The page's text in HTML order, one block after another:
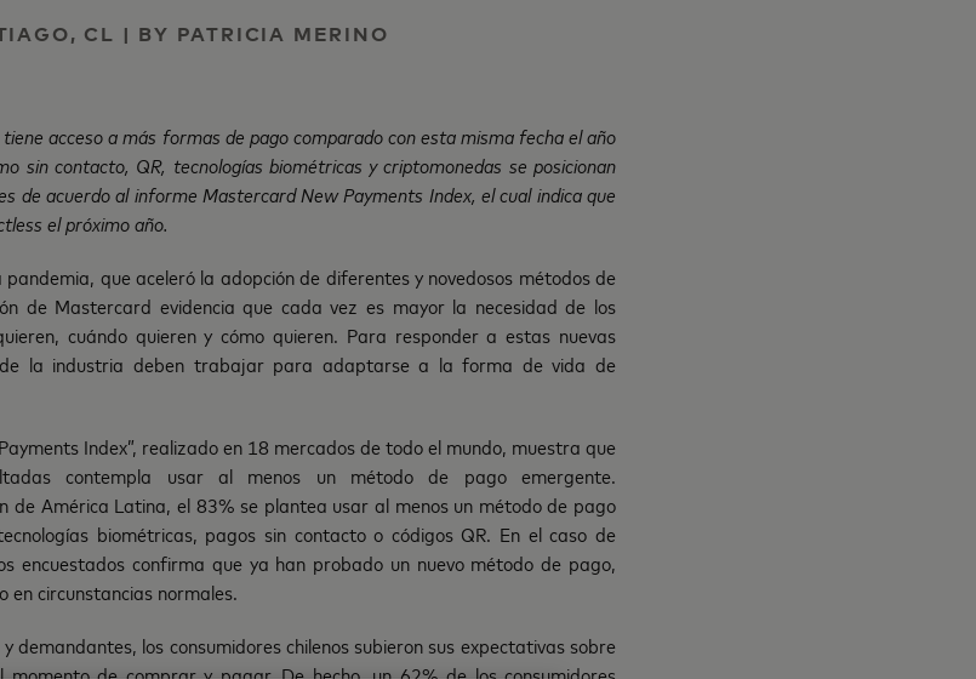
CL | BY PATRICIA MERINO
acceso a más formas de pago comparado con esta misma fecha el año
sin contacto, QR, tecnologías biométricas y criptomonedas se posicionan
de acuerdo al informe Mastercard New Payments Index, el cual indica que
el próximo año.
que aceleró la adopción de diferentes y novedosos métodos de
de Mastercard evidencia que cada vez es mayor la necesidad de los
cuándo quieren y cómo quieren. Para responder a estas nuevas
de la industria deben trabajar para adaptarse a la forma de vida de
Index”, realizado en 18 mercados de todo el mundo, muestra que
contempla usar al menos un método de pago emergente.
de América Latina, el 83% se plantea usar al menos un método de pago
biométricas, pagos sin contacto o códigos QR. En el caso de
encuestados confirma que ya han probado un nuevo método de pago,
en circunstancias normales.
demandantes, los consumidores chilenos subieron sus expectativas sobre
de comprar y pagar. De hecho, un 62% de los consumidores